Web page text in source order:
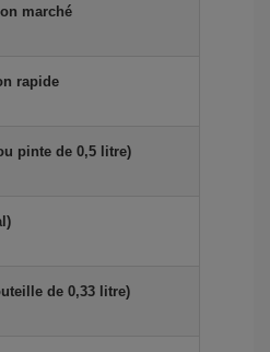
marché
rapide
pinte de 0,5 litre)
de 0,33 litre)